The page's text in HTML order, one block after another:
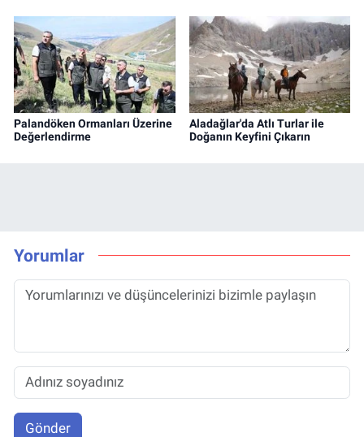
Palandöken Ormanları Üzerine
Değerlendirme
Aladağlar'da Atlı Turlar ile
Doğanın Keyfini Çıkarın
Yorumlar
Gönder